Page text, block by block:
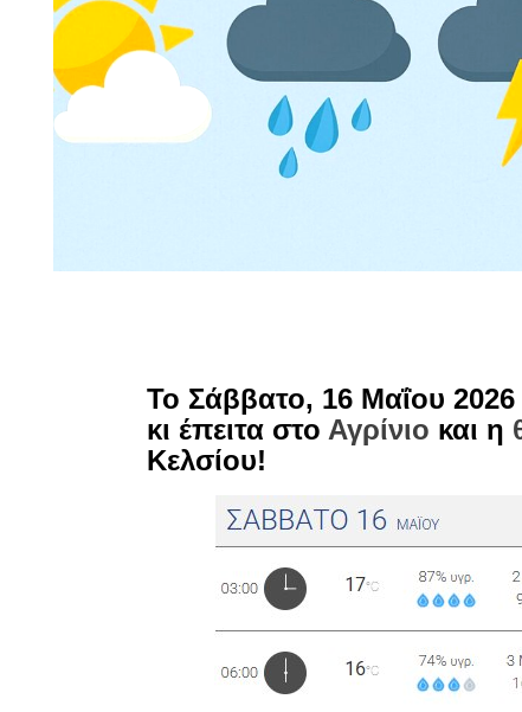
Το Σάββατο, 16 Μαΐου
κι έπειτα στο Αγρίνιο και η
Κελσίου!